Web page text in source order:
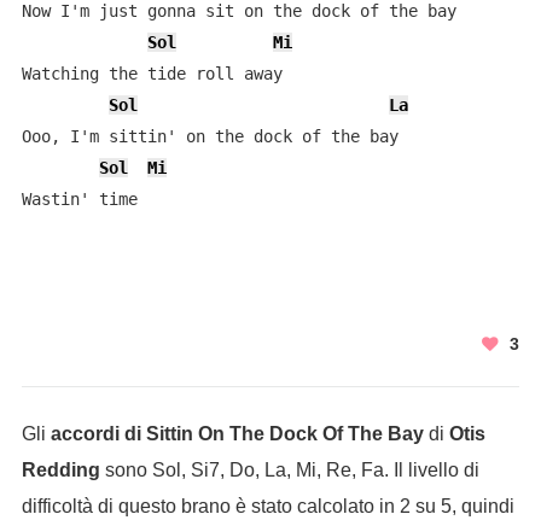
Now I'm just gonna sit on the dock of the bay
Sol
Mi
Watching the tide roll away
Sol
La
Ooo, I'm sittin' on the dock of the bay
Sol
Mi
Wastin' time
3
Gli accordi di Sittin On The Dock Of The Baydi Otis
Redding sono Sol, Si7, Do, La, Mi, Re, Fa. Il livello di
difficoltà di questo brano è stato calcolato in 2 su 5, quindi